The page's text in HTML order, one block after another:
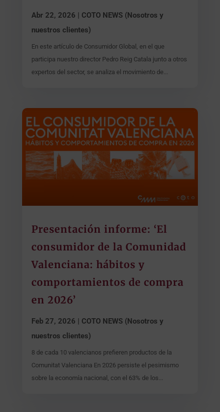
Abr 22, 2026 | COTO NEWS (Nosotros y
nuestros clientes)
En este artículo de Consumidor Global, en el que
participa nuestro director Pedro Reig Catala junto a otros
expertos del sector, se analiza el movimiento de...
Presentación informe: ‘El
consumidor de la Comunidad
Valenciana: hábitos y
comportamientos de compra
en 2026’
Feb 27, 2026 | COTO NEWS (Nosotros y
nuestros clientes)
8 de cada 10 valencianos prefieren productos de la
Comunitat Valenciana En 2026 persiste el pesimismo
sobre la economía nacional, con el 63% de los...